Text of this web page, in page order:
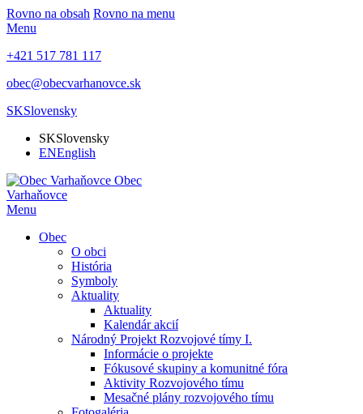
Rovno na obsah Rovno na menu
Menu
+421 517 781 117
obec@obecvarhanovce.sk
SKSlovensky
SKSlovensky
ENEnglish
Obec
Varhaňovce
Menu
Obec
O obci
História
Symboly
Aktuality
Aktuality
Kalendár akcií
Národný Projekt Rozvojové tímy I.
Informácie o projekte
Fókusové skupiny a komunitné fóra
Aktivity Rozvojového tímu
Mesačné plány rozvojového tímu